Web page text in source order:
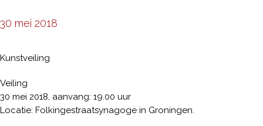
30 mei 2018
Kunstveiling
Veiling
30 mei 2018, aanvang: 19.00 uur
Locatie: Folkingestraatsynagoge in Groningen.